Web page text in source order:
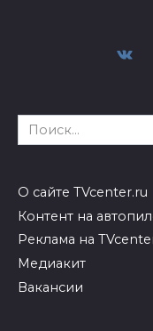
Search
for:
О сайте TVcenter.ru
Контент на
Реклама на
Медиакит
Вакансии